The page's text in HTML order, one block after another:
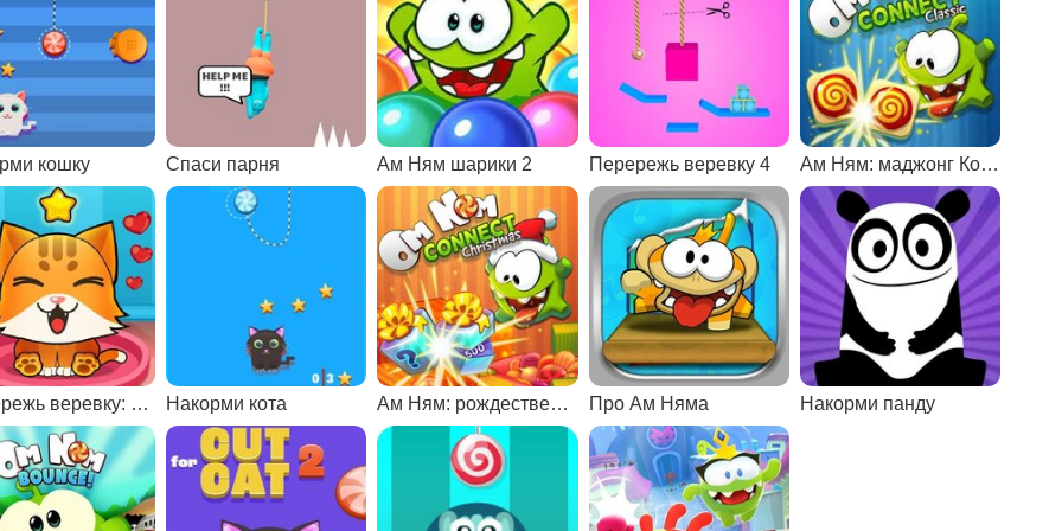
кошку Спаси парня Ам Ням шарики 2 Перережь веревку 4 Ам Ням: маджонг Коннект
Перережь веревку: накорми кошку Накорми кота Ам Ням: рождественский Коннект Про Ам Няма Накорми панду